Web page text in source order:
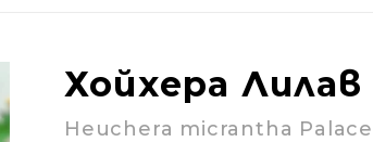
Хойхера
Heuchera micrantha